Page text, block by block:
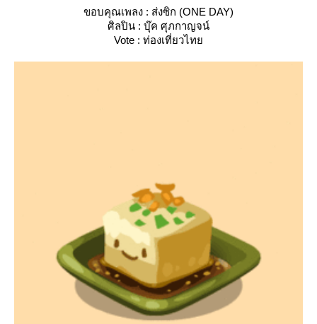
ขอบคุณเพลง : ส่งซิก (ONE DAY)
ศิลปิน : บุ๊ค ศุภกาญจน์
Vote : ท่องเที่ยวไท